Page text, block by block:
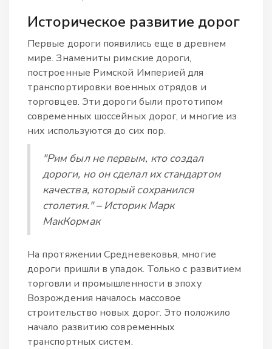
Историческое развитие дорог
Первые дороги появились еще в древнем
мире. Знамениты римские дороги,
построенные Римской Империей для
транспортировки военных отрядов и
торговцев. Эти дороги были прототипом
современных шоссейных дорог, и многие из
них используются до сих пор.
"Рим был не первым, кто создал
дороги, но он сделал их стандартом
качества, который сохранился
столетия." – Историк Марк
МакКормак
На протяжении Средневековья, многие
дороги пришли в упадок. Только с развитием
торговли и промышленности в эпоху
Возрождения началось массовое
строительство новых дорог. Это положило
начало развитию современных
транспортных систем.